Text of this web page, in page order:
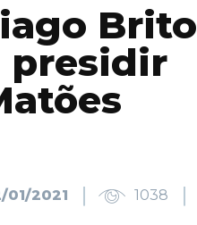
Brito
presidir
01/2021 1038